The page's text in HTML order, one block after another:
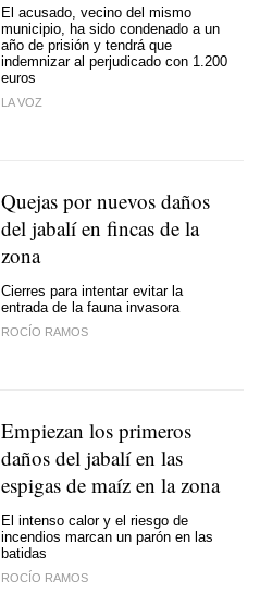
El acusado, vecino del mismo
municipio, ha sido condenado a un
año de prisión y tendrá que
indemnizar al perjudicado con 1.200
euros
LA VOZ
Quejas por nuevos daños
del jabalí en fincas de la
zona
Cierres para intentar evitar la
entrada de la fauna invasora
ROCÍO RAMOS
Empiezan los primeros
daños del jabalí en las
espigas de maíz en la zona
El intenso calor y el riesgo de
incendios marcan un parón en las
batidas
ROCÍO RAMOS